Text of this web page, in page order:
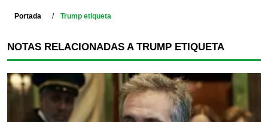
Portada Trump etiqueta
NOTAS RELACIONADAS A TRUMP ETIQUETA